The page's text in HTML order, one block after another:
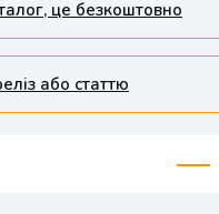
це безкоштовно
або статтю